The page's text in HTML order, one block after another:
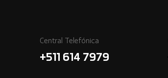
Central Telefónica
+511 614 7979